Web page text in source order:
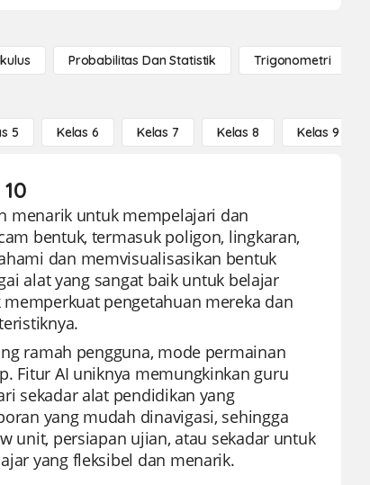
Probabilitas Dan Statistik Trigonometri
5 Kelas 6 Kelas 7 Kelas 8 Kelas 9
menarik untuk mempelajari dan
bentuk, termasuk poligon, lingkaran,
dan memvisualisasikan bentuk
alat yang sangat baik untuk belajar
pengetahuan mereka dan
ramah pengguna, mode permainan
Fitur AI uniknya memungkinkan guru
sekadar alat pendidikan yang
yang mudah dinavigasi, sehingga
unit, persiapan ujian, atau sekadar untuk
yang fleksibel dan menarik.